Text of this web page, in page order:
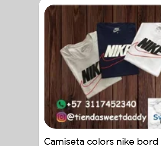
Camiseta colors nike bord